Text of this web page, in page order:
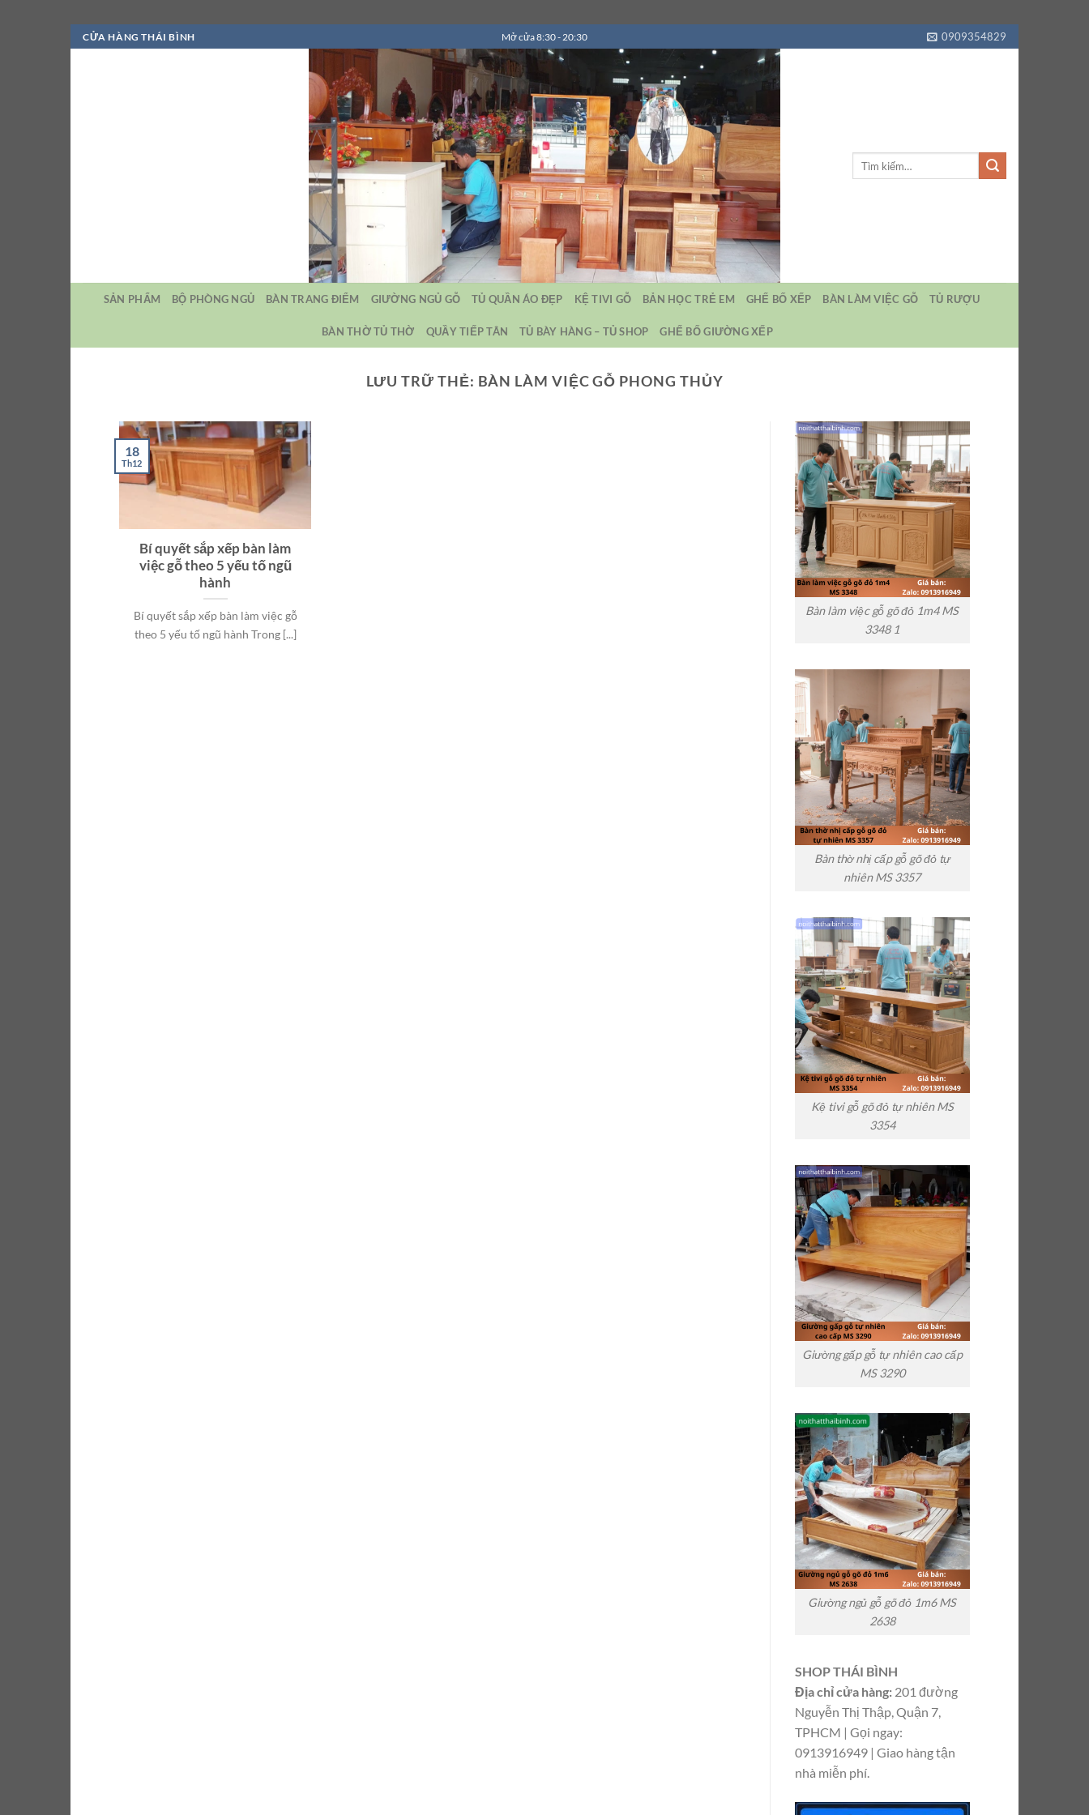
Bỏ
qua
CỬA HÀNG THÁI BÌNH Mở cửa 8:30 - 20:30 0909354829
SẢN PHẨM BỘ PHÒNG NGỦ BÀN TRANG ĐIỂM GIƯỜNG NGỦ GỖ TỦ QUẦN ÁO ĐẸP KỆ TIVI GỖ BẢN HỌC TRẺ EM GHẾ BỐ XẾP BÀN LÀM VIỆC GỖ TỦ RƯỢU
BÀN THỜ TỦ THỜ QUẦY TIẾP TÂN TỦ BÀY HÀNG – TỦ SHOP GHẾ BỐ GIƯỜNG XẾP
LƯU TRỮ THẺ: BÀN LÀM VIỆC GỖ PHONG THỦY
Bí quyết sắp xếp bàn làm
việc gỗ theo 5 yếu tố ngũ
hành
Bí quyết sắp xếp bàn làm việc gỗ
theo 5 yếu tố ngũ hành Trong [...]
18
Th12
Bàn làm việc gỗ gõ đỏ 1m4 MS
3348 1
Bàn thờ nhị cấp gỗ gõ đỏ tự
nhiên MS 3357
Kệ tivi gỗ gõ đỏ tự nhiên MS
3354
Giường gấp gỗ tự nhiên cao cấp
MS 3290
Giường ngủ gỗ gõ đỏ 1m6 MS
2638
SHOP THÁI BÌNH
Địa chỉ cửa hàng:201 đường
Nguyễn Thị Thập, Quận 7,
TPHCM | Gọi ngay:
0913916949 | Giao hàng tận
nhà miễn phí.